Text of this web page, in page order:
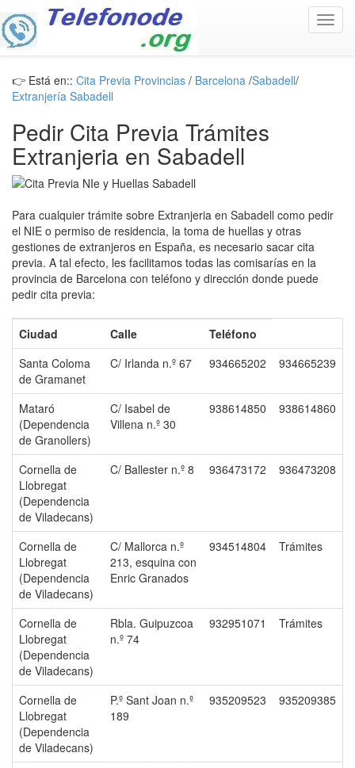
👉 Está en:: Cita Previa Provincias / Barcelona /Sabadell/
Extranjería Sabadell
Pedir Cita Previa Trámites
Extranjeria en Sabadell
Para cualquier trámite sobre Extranjeria en Sabadell como pedir
el NIE o permiso de residencia, la toma de huellas y otras
gestiones de extranjeros en España, es necesario sacar cita
previa. A tal efecto, les facilitamos todas las comisarías en la
provincia de Barcelona con teléfono y dirección donde puede
pedir cita previa:
Ciudad Calle
Teléfono
Santa Coloma
de Gramanet
C/ Irlanda n.º 67 934665202 934665239
Mataró
(Dependencia
de Granollers)
C/ Isabel de
Villena n.º 30
938614850 938614860
Cornella de
Llobregat
(Dependencia
de Viladecans)
C/ Ballester n.º 8 936473172 936473208
Cornella de
Llobregat
(Dependencia
de Viladecans)
C/ Mallorca n.º
213, esquina con
Enric Granados
934514804 Trámites
Cornella de
Llobregat
(Dependencia
de Viladecans)
Rbla. Guipuzcoa
n.º 74
932951071 Trámites
Cornella de
Llobregat
(Dependencia
de Viladecans)
P.º Sant Joan n.º
189
935209523 935209385